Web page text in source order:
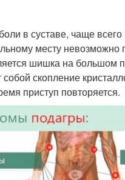
в суставе, чаще
месту невозможно
шишка на большом
скопление
приступ повторяется.